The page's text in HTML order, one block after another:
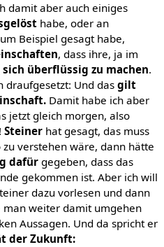
damit aber auch einiges
habe, oder an
Beispiel gesagt habe,
, dass ihre, ja im
sich überflüssig zu machen.
draufgesetzt: Und das gilt
Damit habe ich aber
jetzt gleich morgen, also
Steinerhat gesagt, das muss
verstehen wäre, dann hätte
dafürgegeben, dass das
gekommen ist. Aber ich will
dazu vorlesen und dann
weiter damit umgehen
Aussagen. Und da spricht er
der Zukunft: